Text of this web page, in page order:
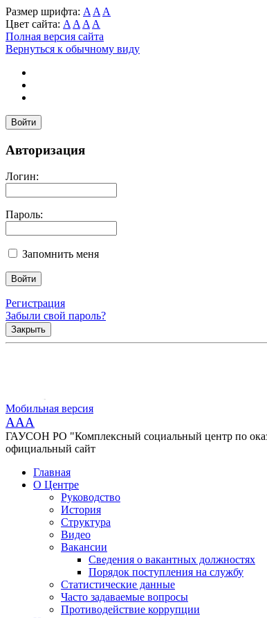
Размер шрифта: A A A
Цвет сайта: A A A A
Полная версия сайта
Вернуться к обычному виду
Войти
Авторизация
Логин:
Пароль:
Запомнить меня
Регистрация
Забыли свой пароль?
Закрыть
Мобильная версия
AAA
ГАУСОН РО "Комплексный социальный центр по
официальный сайт
Главная
О Центре
Руководство
История
Структура
Видео
Вакансии
Сведения о вакантных должностях
Порядок поступления на службу
Статистические данные
Часто задаваемые вопросы
Противодействие коррупции